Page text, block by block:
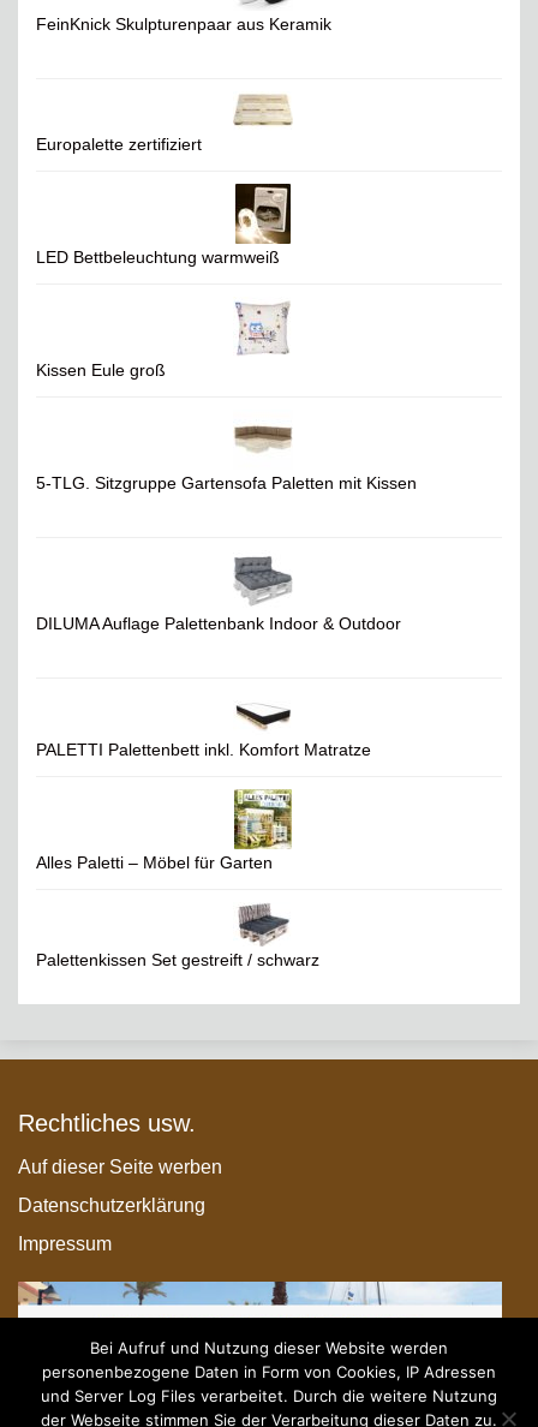
FeinKnick Skulpturenpaar aus Keramik
Europalette zertifiziert
LED Bettbeleuchtung warmweiß
Kissen Eule groß
5-TLG. Sitzgruppe Gartensofa Paletten mit Kissen
DILUMA Auflage Palettenbank Indoor & Outdoor
PALETTI Palettenbett inkl. Komfort Matratze
Alles Paletti – Möbel für Garten
Palettenkissen Set gestreift / schwarz
Rechtliches usw.
Auf dieser Seite werben
Datenschutzerklärung
Impressum
Bei Aufruf und Nutzung dieser Website werden
personenbezogene Daten in Form von Cookies, IP Adressen
und Server Log Files verarbeitet. Durch die weitere Nutzung
der Webseite stimmen Sie der Verarbeitung dieser Daten zu.